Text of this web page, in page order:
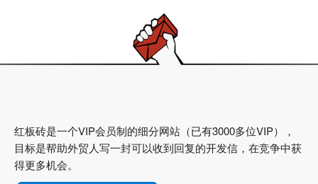
红板砖是一个VIP会员制的细分网站（已有3000多位VIP），
目标是帮助外贸人写一封可以收到回复的开发信，在竞争中获
得更多机会。